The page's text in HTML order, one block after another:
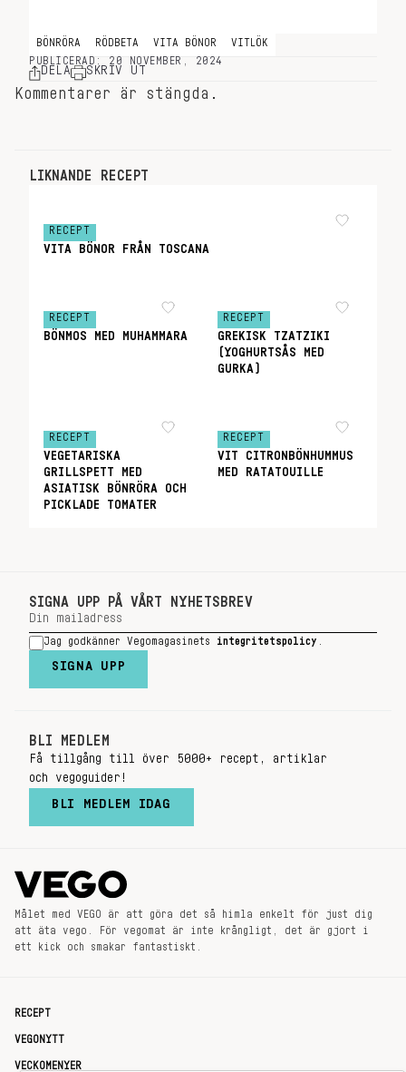
BÖNRÖRA RÖDBETA VITA BÖNOR
VITLÖK
PUBLICERAD: 20 NOVEMBER, 2024
DELA SKRIV UT
Kommentarer är stängda.
LIKNANDE RECEPT
RECEPT
VITA BÖNOR FRÅN TOSCANA
RECEPT
BÖNMOS MED MUHAMMARA
RECEPT
GREKISK TZATZIKI
(YOGHURTSÅS MED
GURKA)
RECEPT
VEGETARISKA
GRILLSPETT MED
ASIATISK BÖNRÖRA OCH
PICKLADE TOMATER
RECEPT
VIT CITRONBÖNHUMMUS
MED RATATOUILLE
SIGNA UPP PÅ VÅRT NYHETSBREV
Jag godkänner Vegomagasinets integritetspolicy
SIGNA UPP
BLI MEDLEM
Få tillgång till över 5000+ recept, artiklar
och vegoguider!
BLI MEDLEM IDAG
Målet med VEGO är att göra det så himla enkelt för just dig
att äta vego. För vegomat är inte krångligt, det är gjort i
ett kick och smakar fantastiskt.
RECEPT
VEGONYTT
VECKOMENYER